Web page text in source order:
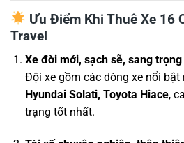
Ưu Điểm Khi Thuê Xe 16
Travel
Xe đời mới, sạch sẽ, sang trọng
Đội xe gồm các dòng xe nổi bật
Hyundai Solati, Toyota Hiace,
trạng tốt nhất.